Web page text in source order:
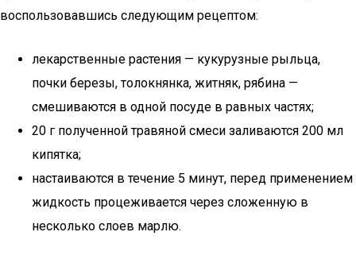
воспользовавшись следующим рецептом:
лекарственные растения — кукурузные рыльца,
почки березы, толокнянка, житняк, рябина —
смешиваются в одной посуде в равных частях;
20 г полученной травяной смеси заливаются 200 мл
кипятка;
настаиваются в течение 5 минут, перед применением
жидкость процеживается через сложенную в
несколько слоев марлю.